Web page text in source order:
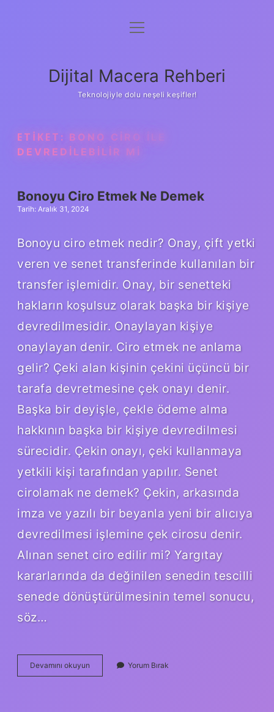
Anasayfa
Yasal Uyarı
menüyü
Dijital Macera Rehberi
Teknolojiyle dolu neşeli keşifler!
ETIKET: BONO CIRO ILE
DEVREDILEBILIR MI
Bonoyu Ciro Etmek Ne Demek
Tarih: Aralık 31, 2024
Bonoyu ciro etmek nedir? Onay, çift yetki
veren ve senet transferinde kullanılan bir
transfer işlemidir. Onay, bir senetteki
hakların koşulsuz olarak başka bir kişiye
devredilmesidir. Onaylayan kişiye
onaylayan denir. Ciro etmek ne anlama
gelir? Çeki alan kişinin çekini üçüncü bir
tarafa devretmesine çek onayı denir.
Başka bir deyişle, çekle ödeme alma
hakkının başka bir kişiye devredilmesi
sürecidir. Çekin onayı, çeki kullanmaya
yetkili kişi tarafından yapılır. Senet
cirolamak ne demek? Çekin, arkasında
imza ve yazılı bir beyanla yeni bir alıcıya
devredilmesi işlemine çek cirosu denir.
Alınan senet ciro edilir mi? Yargıtay
kararlarında da değinilen senedin tescilli
senede dönüştürülmesinin temel sonucu,
söz…
Devamını okuyun
Ciro
Yorum Bırak